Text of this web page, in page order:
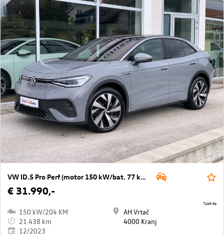
VW ID.5 Pro Perf (motor 150 kW/bat. 77 kWh)
€ 31.990,-
150 kW/204 KM
21.438 km
12/2023
AH Vrtač
4000 Kranj
7149/36